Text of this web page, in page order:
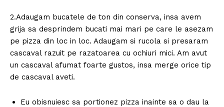
2.Adaugam bucatele de ton din conserva, insa avem
grija sa desprindem bucati mai mari pe care le asezam
pe pizza din loc in loc. Adaugam si rucola si presaram
cascaval razuit pe razatoarea cu ochiuri mici. Am avut
un cascaval afumat foarte gustos, insa merge orice tip
de cascaval aveti.
Eu obisnuiesc sa portionez pizza inainte sa o dau la